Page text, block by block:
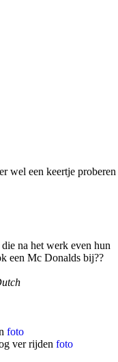
wel een keertje proberen
na het werk even hun
een Mc Donalds bij??
foto
ver rijden foto